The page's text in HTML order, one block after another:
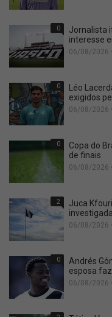
0
Jornalista
interesse
06/08/2026
0
Léo
exigidos
06/08/2026
0
Copa do
de finais
06/08/2026
2
Juca
06/08/2026
0
Andrés
esposa
06/08/2026